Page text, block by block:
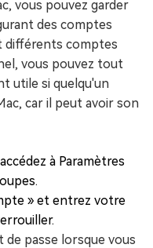
vous pouvez garder
des comptes
différents comptes
vous pouvez tout
utile si quelqu'un
car il peut avoir son
à Paramètres
» et entrez votre
de passe lorsque vous